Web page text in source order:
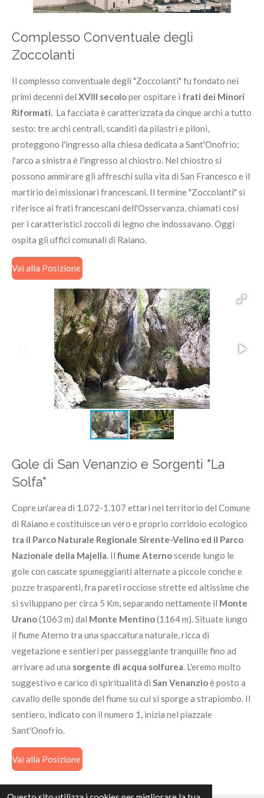
Complesso Conventuale degli
Zoccolanti
Il complesso conventuale degli "Zoccolanti" fu fondato nei
primi decenni del XVIII secoloper ospitare i frati dei Minori
Riformati.
La facciata è caratterizzata da cinque archi a tutto
sesto: tre archi centrali, scanditi da pilastri e piloni,
proteggono l'ingresso alla chiesa dedicata a Sant'Onofrio;
l'arco a sinistra è l'ingresso al chiostro. Nel chiostro si
possono ammirare gli affreschi sulla vita di San Francesco e il
martirio dei missionari francescani. Il termine "Zoccolanti" si
riferisce ai frati francescani dell'Osservanza, chiamati così
per i caratteristici zoccoli di legno che indossavano. Oggi
ospita gli uffici comunali di Raiano.
Vai alla Posizione
Gole di San Venanzio e Sorgenti "La
Solfa"
Copre un'area di 1.072-1.107 ettari nel territorio del Comune
di Raiano e costituisce un vero e proprio corridoio ecologico
tra il Parco Naturale Regionale Sirente-Velino ed il Parco
Nazionale della Majella. Il fiume Aternoscende lungo le
gole con cascate spumeggianti alternate a piccole conche e
pozze trasparenti, fra pareti rocciose strette ed altissime che
si sviluppano per circa 5 Km, separando nettamente il Monte
Urano(1063 m) dal Monte Mentino(1164 m). Situate lungo
il fiume Aterno tra una spaccatura naturale, ricca di
vegetazione e sentieri per passeggiante tranquille fino ad
arrivare ad una sorgente di acqua solfurea. L'eremo molto
suggestivo e carico di spiritualità di San Venanzioè posto a
cavallo delle sponde del fiume su cui si sporge a strapiombo. Il
sentiero, indicato con il numero 1, inizia nel piazzale
Sant'Onofrio.
Vai alla Posizione